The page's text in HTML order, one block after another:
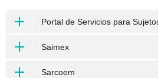
Portal de Servicios para
Saimex
Sarcoem